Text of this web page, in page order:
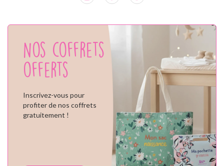
Nos coffrets
offerts
Inscrivez-vous pour
profiter de nos coffrets
gratuitement !